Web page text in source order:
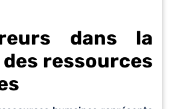
dans la
ressources